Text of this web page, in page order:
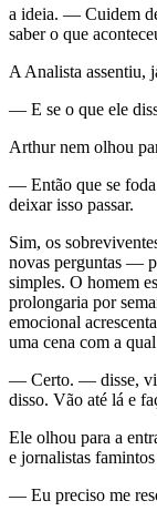
a ideia. — Cuidem
saber o que
A Analista assentiu,
— E se o que ele
Arthur nem olhou
— Então que se foda
deixar isso passar.
Sim, os
novas perguntas —
simples. O homem
prolongaria por
emocional
uma cena com a
— Certo. — disse,
disso. Vão até lá e
Ele olhou para a
e jornalistas
— Eu preciso me